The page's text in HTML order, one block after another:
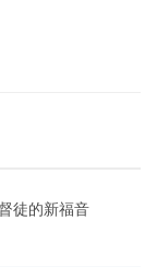
徒的新福音